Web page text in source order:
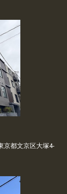
京都文京区大塚4-